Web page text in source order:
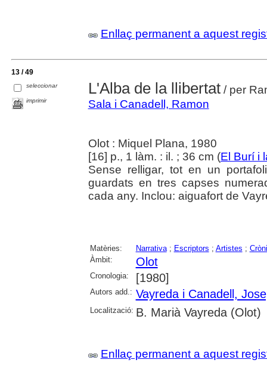
Enllaç permanent a aquest
13 / 49
seleccionar
imprimir
L'Alba de la llibertat/ per
Sala i Canadell, Ramon
Olot : Miquel Plana, 1980
[16] p., 1 làm. : il. ; 36 cm (El Burí i
Sense relligar, tot en un
guardats en tres capses
cada any. Inclou: aiguafort de
Matèries: Narrativa; Escriptors ; Artistes ;
Àmbit:
Olot
Cronologia: [1980]
Autors add.: Vayreda i Canadell,
Localització: B. Marià Vayreda (Olot)
Enllaç permanent a aquest